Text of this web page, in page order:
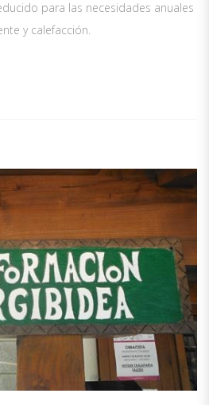
para las necesidades anuales
y calefacción.